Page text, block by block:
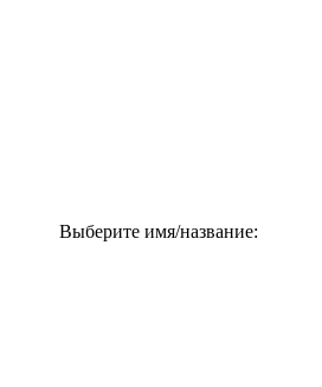
Выберите имя/название: